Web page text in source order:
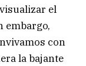
el
embargo,
con
la bajante